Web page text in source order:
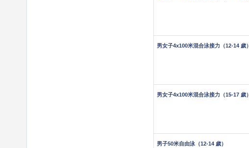
男女子4x100米混合泳接力（12-14 歲）
男女子4x100米混合泳接力（15-17 歲）
男子50米自由泳（12-14 歲）